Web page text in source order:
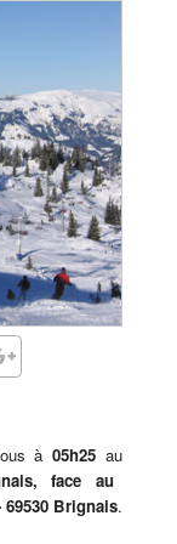
à05h25 au
face au
Brignais.